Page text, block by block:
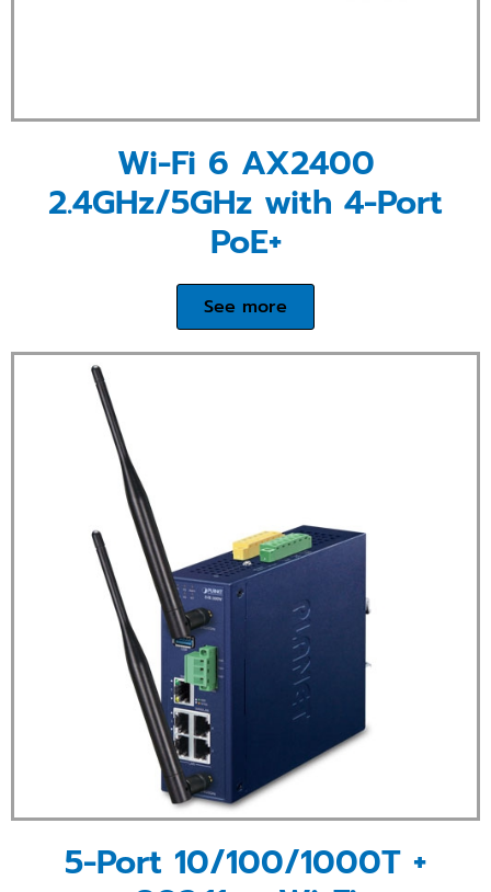
Wi-Fi 6 AX2400
2.4GHz/5GHz with 4-Port
PoE+
See more
5-Port 10/100/1000T +